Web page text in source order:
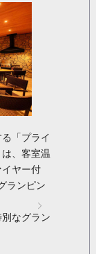
「プライ
、客室温
ヤー付
ランピン
なグラン